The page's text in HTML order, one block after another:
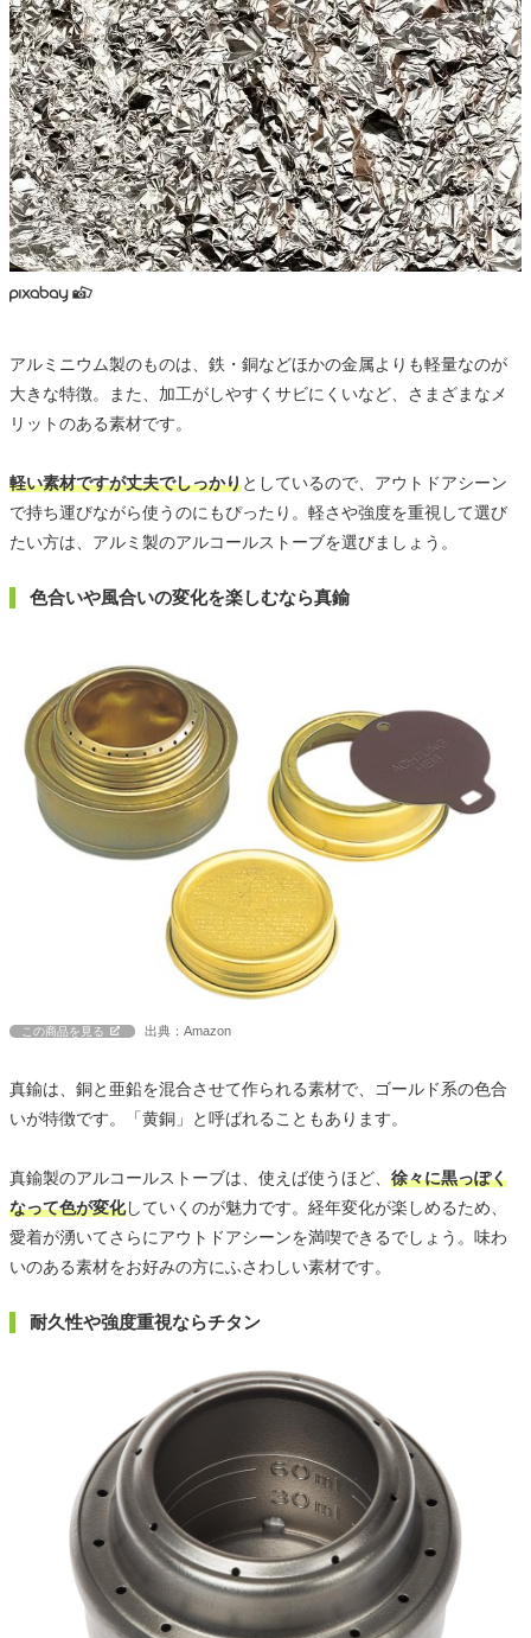
アルミニウム製のものは、鉄・銅などほかの金属よりも軽量なのが
大きな特徴。また、加工がしやすくサビにくいなど、さまざまなメ
リットのある素材です。
軽い素材ですが丈夫でしっかりとしているので、アウトドアシーン
で持ち運びながら使うのにもぴったり。軽さや強度を重視して選び
たい方は、アルミ製のアルコールストーブを選びましょう。
色合いや風合いの変化を楽しむなら真鍮
この商品を見る 出典：Amazon
真鍮は、銅と亜鉛を混合させて作られる素材で、ゴールド系の色合
いが特徴です。「黄銅」と呼ばれることもあります。
真鍮製のアルコールストーブは、使えば使うほど、 徐々に黒っぽく
なって色が変化していくのが魅力です。経年変化が楽しめるため、
愛着が湧いてさらにアウトドアシーンを満喫できるでしょう。味わ
いのある素材をお好みの方にふさわしい素材です。
耐久性や強度重視ならチタン